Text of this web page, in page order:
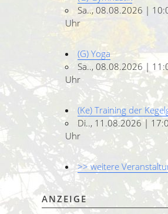
Sa.., 08.08.2026 |
Uhr
(G) Yoga
Sa.., 08.08.2026 |
Uhr
(Ke) Training der
Di.., 11.08.2026 |
Uhr
>> weitere
ANZEIGE